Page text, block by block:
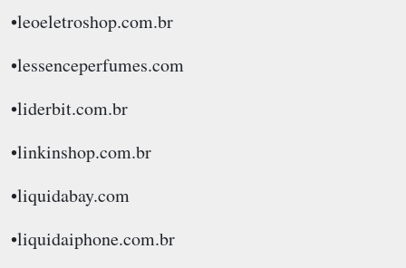
•leoeletroshop.com.br
•lessenceperfumes.com
•liderbit.com.br
•linkinshop.com.br
•liquidabay.com
•liquidaiphone.com.br